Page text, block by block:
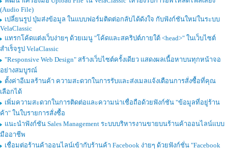
(Audio File)
เปลี่ยนรูป ปุ่มส่งข้อมูล ในแบบฟอร์มติดต่อกลับได้ดังใจ กับฟังก์ชันใหม่ในระบบ
VelaClassic
แทรกโค้ดแต่งเว็บง่ายๆ ด้วยเมนู "โค้ดและสคริปต์ภายใต้ <head>" ในเว็บไซต์
สำเร็จรูป VelaClassic
"Responsive Web Design" สร้างเว็บไซต์ครั้งเดียว แสดงผลเนื้อหาบนทุกหน้าจอ
อย่างสมบูรณ์
ตั้งค่าอีเมลร้านค้า ความสะดวกในการรับและส่งเมลแจ้งเตือนการสั่งซื้อที่คุณ
เลือกได้
เพิ่มความสะดวกในการติดต่อและความน่าเชื่อถือด้วยฟังก์ชัน "ข้อมูลที่อยู่ร้าน
ค้า" ในใบรายการสั่งซื้อ
แนะนำฟังก์ชัน Sales Management ระบบบริหารงานขายบนร้านค้าออนไลน์แบบ
มืออาชีพ
เชื่อมต่อร้านค้าออนไลน์เข้ากับร้านค้า Facebook ง่ายๆ ด้วยฟังก์ชั่น "Facebook